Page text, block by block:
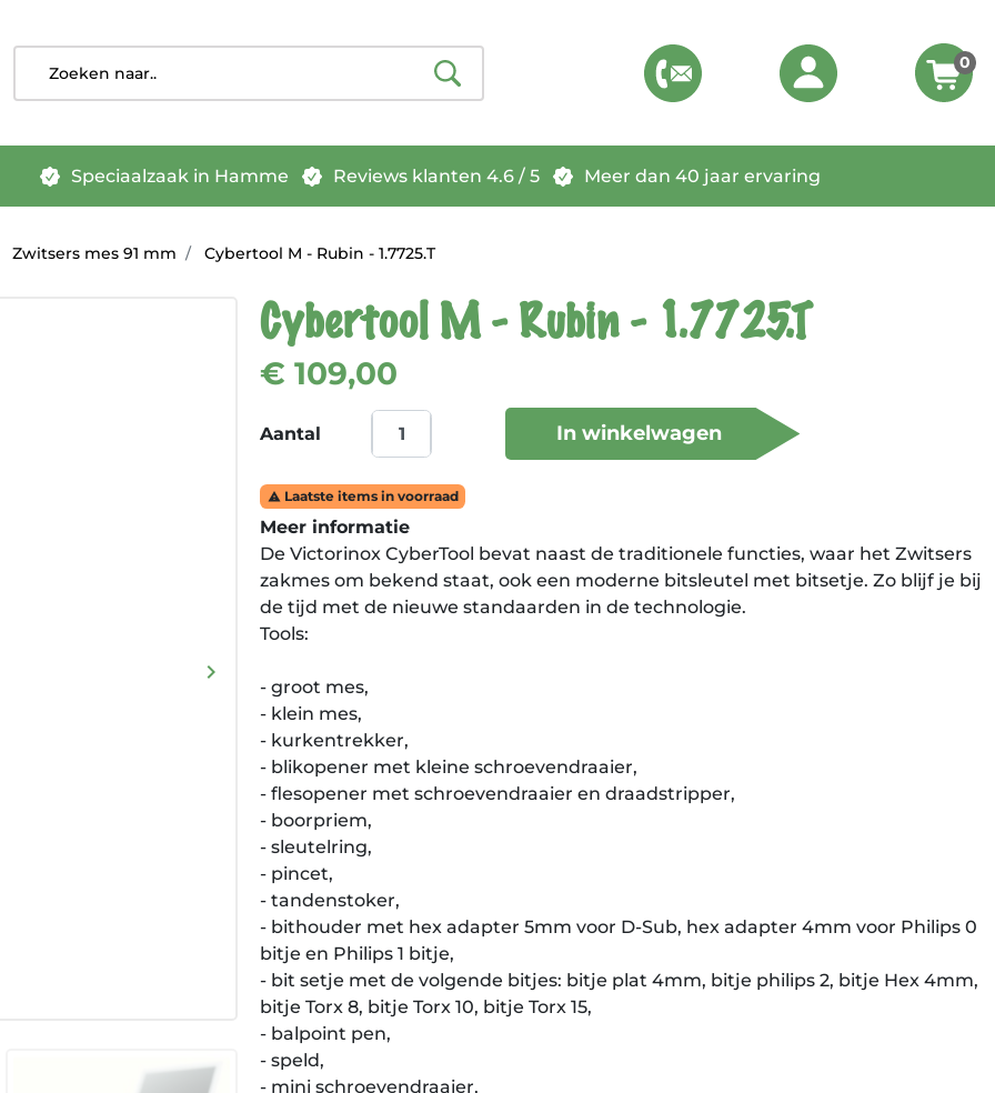
0
Speciaalzaak in Hamme Reviews klanten 4.6 / 5 Meer dan 40 jaar ervaring
Zwitsers mes 91 mm Cybertool M - Rubin - 1.7725.T
Volgende
keyboard_arrow_right
Cybertool M - Rubin - 1.7725.T
€ 109,00
Aantal In winkelwagen
 Laatste items in voorraad
Meer informatie
De Victorinox CyberTool bevat naast de traditionele functies, waar het Zwitsers
zakmes om bekend staat, ook een moderne bitsleutel met bitsetje. Zo blijf je bij
de tijd met de nieuwe standaarden in de technologie.
Tools:
- groot mes,
- klein mes,
- kurkentrekker,
- blikopener met kleine schroevendraaier,
- flesopener met schroevendraaier en draadstripper,
- boorpriem,
- sleutelring,
- pincet,
- tandenstoker,
- bithouder met hex adapter 5mm voor D-Sub, hex adapter 4mm voor Philips 0
bitje en Philips 1 bitje,
- bit setje met de volgende bitjes: bitje plat 4mm, bitje philips 2, bitje Hex 4mm,
bitje Torx 8, bitje Torx 10, bitje Torx 15,
- balpoint pen,
- speld,
- mini schroevendraaier,